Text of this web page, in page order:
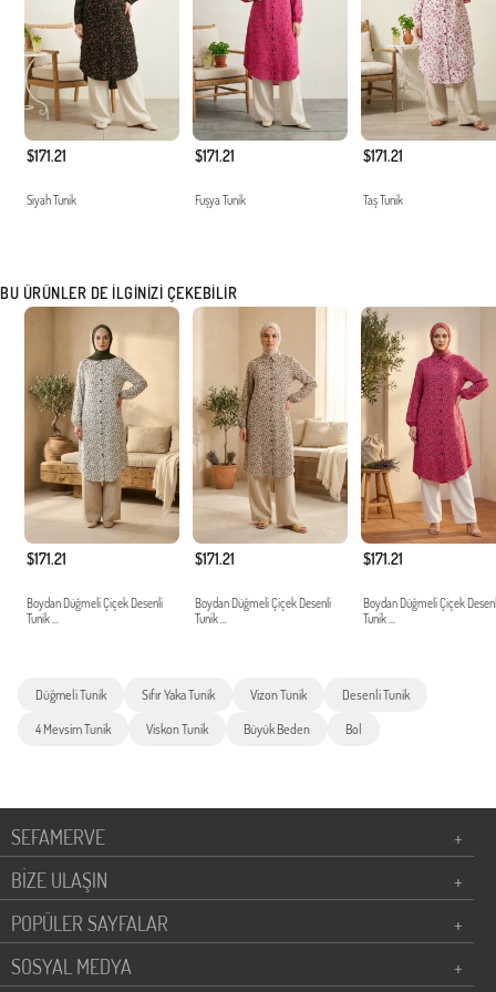
$171.21
Siyah Tunik
$171.21
Fuşya Tunik
$171.21
Taş Tunik
BU ÜRÜNLER DE İLGINIZI ÇEKEBILIR
$171.21
Boydan Düğmeli Çiçek Desenli
Tunik ...
$171.21
Boydan Düğmeli Çiçek Desenli
Tunik ...
$171.21
Boydan Düğmeli Çiçek
Tunik ...
Düğmeli Tunik Sıfır Yaka Tunik Vizon Tunik Desenli Tunik
4 Mevsim Tunik Viskon Tunik Büyük Beden Bol
SEFAMERVE
+
BİZE ULAŞIN
+
POPÜLER SAYFALAR
+
SOSYAL MEDYA
+